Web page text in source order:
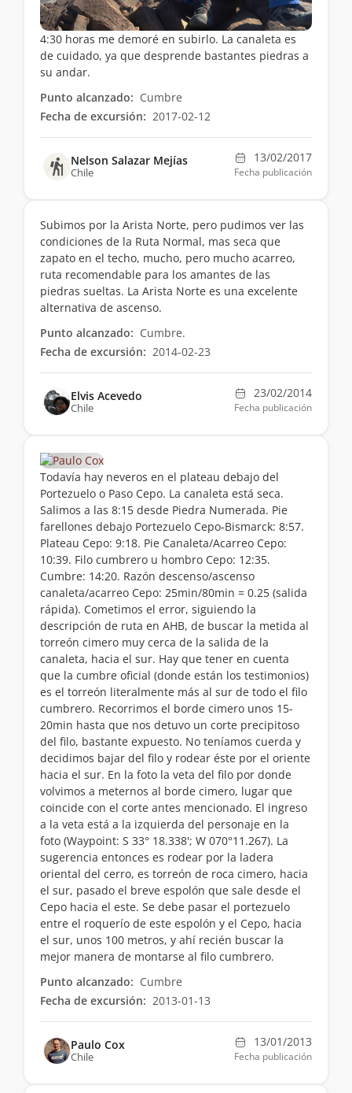
4:30 horas me demoré en subirlo. La canaleta es
de cuidado, ya que desprende bastantes piedras a
su andar.
Punto alcanzado: Cumbre
Fecha de excursión: 2017-02-12
Nelson Salazar Mejías
Chile
13/02/2017
Fecha publicación
Subimos por la Arista Norte, pero pudimos ver las
condiciones de la Ruta Normal, mas seca que
zapato en el techo, mucho, pero mucho acarreo,
ruta recomendable para los amantes de las
piedras sueltas. La Arista Norte es una excelente
alternativa de ascenso.
Punto alcanzado: Cumbre.
Fecha de excursión: 2014-02-23
Elvis Acevedo
Chile
23/02/2014
Fecha publicación
Todavía hay neveros en el plateau debajo del
Portezuelo o Paso Cepo. La canaleta está seca.
Salimos a las 8:15 desde Piedra Numerada. Pie
farellones debajo Portezuelo Cepo-Bismarck: 8:57.
Plateau Cepo: 9:18. Pie Canaleta/Acarreo Cepo:
10:39. Filo cumbrero u hombro Cepo: 12:35.
Cumbre: 14:20. Razón descenso/ascenso
canaleta/acarreo Cepo: 25min/80min = 0.25 (salida
rápida). Cometimos el error, siguiendo la
descripción de ruta en AHB, de buscar la metida al
torreón cimero muy cerca de la salida de la
canaleta, hacia el sur. Hay que tener en cuenta
que la cumbre oficial (donde están los testimonios)
es el torreón literalmente más al sur de todo el filo
cumbrero. Recorrimos el borde cimero unos 15-
20min hasta que nos detuvo un corte precipitoso
del filo, bastante expuesto. No teníamos cuerda y
decidimos bajar del filo y rodear éste por el oriente
hacia el sur. En la foto la veta del filo por donde
volvimos a meternos al borde cimero, lugar que
coincide con el corte antes mencionado. El ingreso
a la veta está a la izquierda del personaje en la
foto (Waypoint: S 33° 18.338'; W 070°11.267). La
sugerencia entonces es rodear por la ladera
oriental del cerro, es torreón de roca cimero, hacia
el sur, pasado el breve espolón que sale desde el
Cepo hacia el este. Se debe pasar el portezuelo
entre el roquerío de este espolón y el Cepo, hacia
el sur, unos 100 metros, y ahí recién buscar la
mejor manera de montarse al filo cumbrero.
Punto alcanzado: Cumbre
Fecha de excursión: 2013-01-13
Paulo Cox
Chile
13/01/2013
Fecha publicación